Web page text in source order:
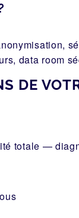
data room
DE
totale —